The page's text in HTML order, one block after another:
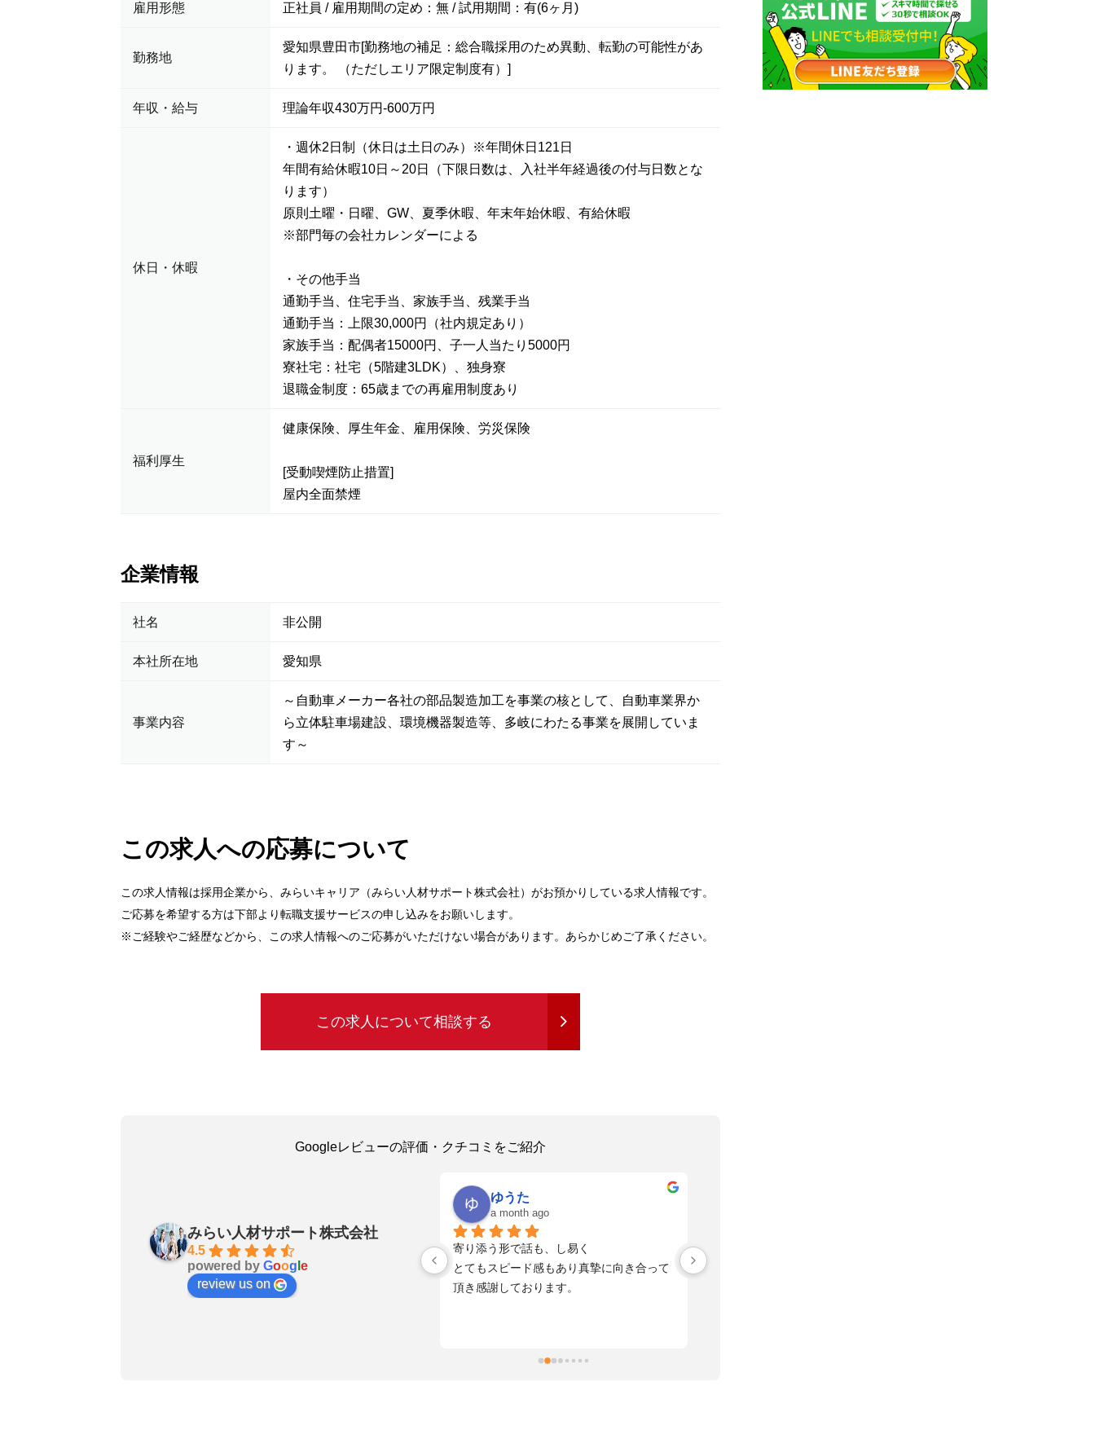
雇用形態 正社員 / 雇用期間の定め：無 / 試用期間：有(6ヶ月)
勤務地
愛知県豊田市[勤務地の補足：総合職採用のため異動、転勤の可能性があ
ります。 （ただしエリア限定制度有）]
年収・給与 理論年収430万円-600万円
休日・休暇
・週休2日制（休日は土日のみ）※年間休日121日
年間有給休暇10日～20日（下限日数は、入社半年経過後の付与日数とな
ります）
原則土曜・日曜、GW、夏季休暇、年末年始休暇、有給休暇
※部門毎の会社カレンダーによる
・その他手当
通勤手当、住宅手当、家族手当、残業手当
通勤手当：上限30,000円（社内規定あり）
家族手当：配偶者15000円、子一人当たり5000円
寮社宅：社宅（5階建3LDK）、独身寮
退職金制度：65歳までの再雇用制度あり
福利厚生
健康保険、厚生年金、雇用保険、労災保険
[受動喫煙防止措置]
屋内全面禁煙
企業情報
社名 非公開
本社所在地 愛知県
事業内容
～自動車メーカー各社の部品製造加工を事業の核として、自動車業界か
ら立体駐車場建設、環境機器製造等、多岐にわたる事業を展開していま
す～
この求人への応募について
この求人情報は採用企業から、みらいキャリア（みらい人材サポート株式会社）がお預かりしている求人情報です。
ご応募を希望する方は下部より転職支援サービスの申し込みをお願いします。
※ご経験やご経歴などから、この求人情報へのご応募がいただけない場合があります。あらかじめご了承ください。
この求人について相談する
Googleレビューの評価・クチコミをご紹介
みらい人材サポート株式会社
4.5
powered byGoog le
review us on
お陰で無事に転職成功しました！とっても
良いエージェントです〜転職される方へ是
非おすすめします！
ゆうた
a month ago
寄り添う形で話も、し易く
とてもスピード感もあり真摯に向き合って
頂き感謝しております。